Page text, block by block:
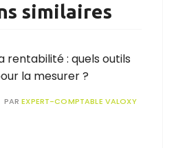
similaires
rentabilité : quels outils
la mesurer ?
PAREXPERT-COMPTABLE VALOXY